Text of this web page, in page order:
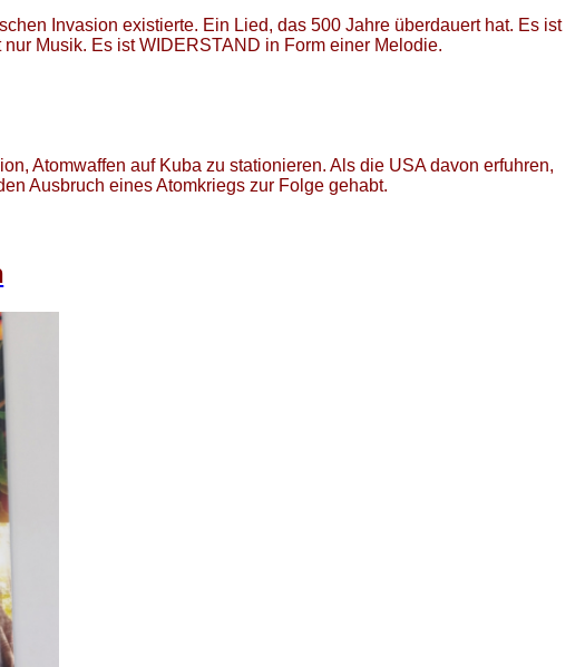
Invasion existierte. Ein Lied, das 500 Jahre überdauert hat. Es ist
Musik. Es ist WIDERSTAND in Form einer Melodie.
Atomwaffen auf Kuba zu stationieren. Als die USA davon erfuhren,
Ausbruch eines Atomkriegs zur Folge gehabt.